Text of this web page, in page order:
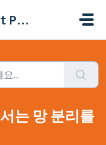
Koscom Cloud Support Portal
는 망 분리를